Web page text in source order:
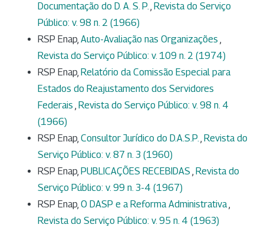
Documentação do D. A. S. P., Revista do Serviço
Público: v. 98 n. 2 (1966)
RSP Enap, Auto-Avaliação nas Organizações ,
Revista do Serviço Público: v. 109 n. 2 (1974)
RSP Enap, Relatório da Comissão Especial para
Estados do Reajustamento dos Servidores
Federais , Revista do Serviço Público: v. 98 n. 4
(1966)
RSP Enap, Consultor Jurídico do D.A.S.P., Revista do
Serviço Público: v. 87 n. 3 (1960)
RSP Enap, PUBLICAÇÕES RECEBIDAS , Revista do
Serviço Público: v. 99 n. 3-4 (1967)
RSP Enap, O DASP e a Reforma Administrativa,
Revista do Serviço Público: v. 95 n. 4 (1963)